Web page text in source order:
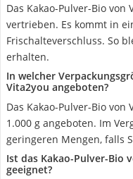
Das Kakao-Pulver-Bio
vertrieben. Es kommt in
Frischalteverschluss. So
erhalten.
In welcher
Vita2you angeboten?
Das Kakao-Pulver-Bio
1.000 g angeboten. Im
geringeren Mengen, falls
Ist das Kakao-Pulver-Bio
geeignet?